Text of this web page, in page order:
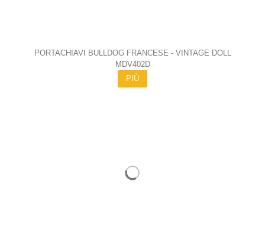
PORTACHIAVI BULLDOG FRANCESE - VINTAGE DOLL
MDV402D
PIÙ